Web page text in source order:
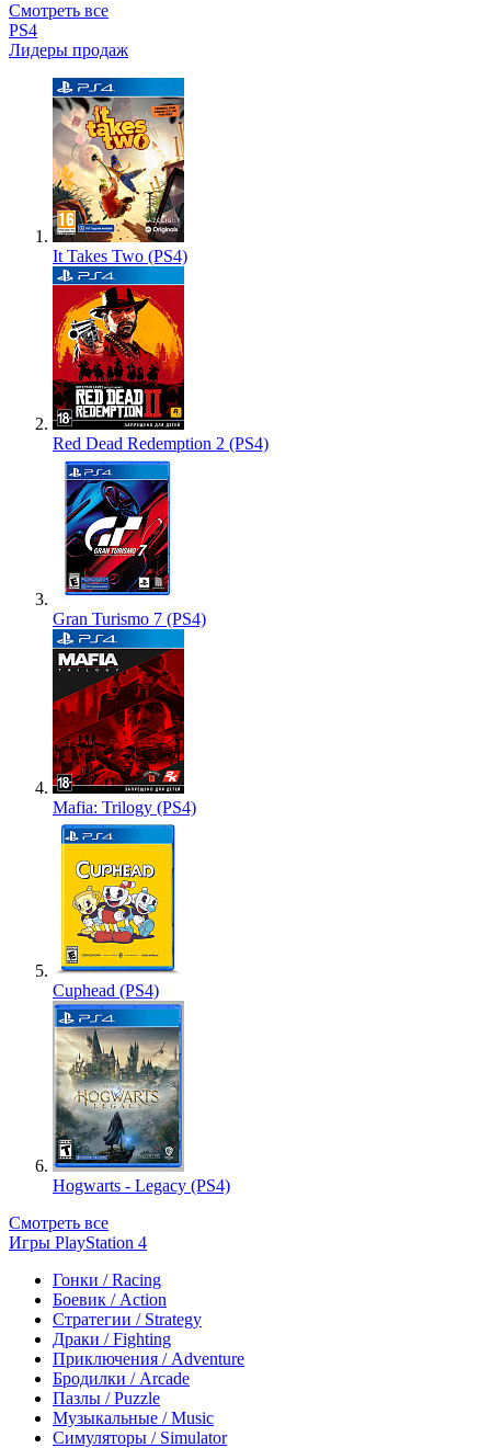
Смотреть все
PS4
Лидеры продаж
It Takes Two (PS4)
Red Dead Redemption 2 (PS4)
Gran Turismo 7 (PS4)
Mafia: Trilogy (PS4)
Cuphead (PS4)
Hogwarts - Legacy (PS4)
Смотреть все
Игры PlayStation 4
Гонки / Racing
Боевик / Action
Стратегии / Strategy
Драки / Fighting
Приключения / Adventure
Бродилки / Arcade
Пазлы / Puzzle
Музыкальные / Music
Симуляторы / Simulator